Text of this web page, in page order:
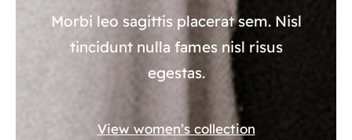
Morbi leo sagittis placerat sem. Nisl
tincidunt nulla fames nisl risus
egestas.
View women’s collection